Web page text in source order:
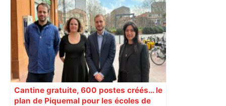
la mairie de Toulouse interdit le
commerce ambulant de 6 heures à
minuit dans ce grand quartier populaire
et prévoit des sanctions pour libérer
l’espace public – ladepeche.fr
Cantine gratuite, 600 postes créés… le
plan de Piquemal pour les écoles de